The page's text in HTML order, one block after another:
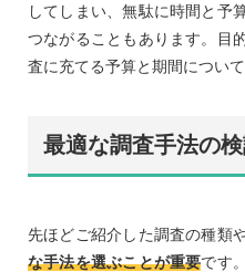
してしまい、無駄に時間と予
つながることもあります。目
査に充てる予算と期間につい
最適な調査手法の
先ほどご紹介した調査の種類
な手法を選ぶことが重要です